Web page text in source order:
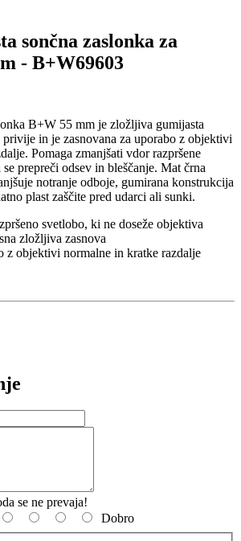
sončna zaslonka za
- B+W69603
B+W 55 mm je zložljiva gumijasta
privije in je zasnovana za uporabo z objektivi
Pomaga zmanjšati vdor razpršene
prepreči odsev in bleščanje. Mat črna
notranje odboje, gumirana konstrukcija
plast zaščite pred udarci ali sunki.
svetlobo, ki ne doseže objektiva
zložljiva zasnova
z objektivi normalne in kratke razdalje
se ne prevaja!
Dobro